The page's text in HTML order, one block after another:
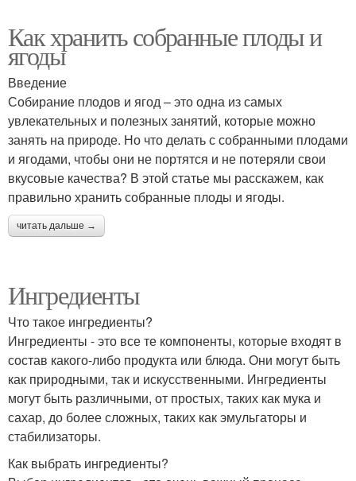
Как хранить собранные плоды и
ягоды
Введение
Собирание плодов и ягод – это одна из самых
увлекательных и полезных занятий, которые можно
занять на природе. Но что делать с собранными плодами
и ягодами, чтобы они не портятся и не потеряли свои
вкусовые качества? В этой статье мы расскажем, как
правильно хранить собранные плоды и ягоды.
читать дальше →
Ингредиенты
Что такое ингредиенты?
Ингредиенты - это все те компоненты, которые входят в
состав какого-либо продукта или блюда. Они могут быть
как природными, так и искусственными. Ингредиенты
могут быть различными, от простых, таких как мука и
сахар, до более сложных, таких как эмульгаторы и
стабилизаторы.
Как выбрать ингредиенты?